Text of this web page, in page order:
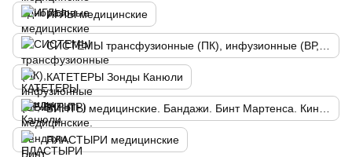
ИГЛЫ медицинские
КАТЕТЕРЫ Зонды Канюли
ПЛАСТЫРИ медицинские